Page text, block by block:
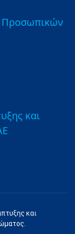
Προσωπικών
και
και